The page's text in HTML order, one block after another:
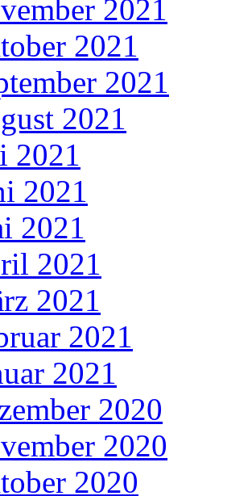
2021
2021
2021
2021
2021
2021
2021
2021
2021
2021
2021
2020
2020
2020